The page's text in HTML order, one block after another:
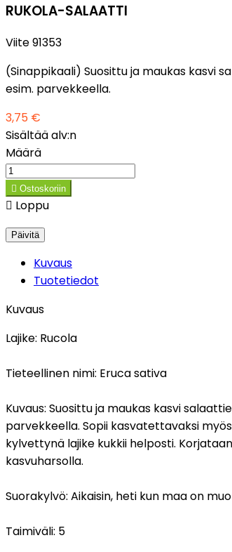
RUKOLA-SALAATTI
Viite91353
(Sinappikaali) Suosittu ja maukas kasvi
esim. parvekkeella.
3,75 €
Sisältää alv:n
Määrä
 Ostoskoriin
 Loppu
Kuvaus
Tuotetiedot
Kuvaus
Lajike: Rucola
Tieteellinen nimi: Eruca sativa
Kuvaus: Suosittu ja maukas kasvi
parvekkeella. Sopii kasvatettavaksi
kylvettynä lajike kukkii helposti.
kasvuharsolla.
Suorakylvö: Aikaisin, heti kun maa on
Taimiväli: 5